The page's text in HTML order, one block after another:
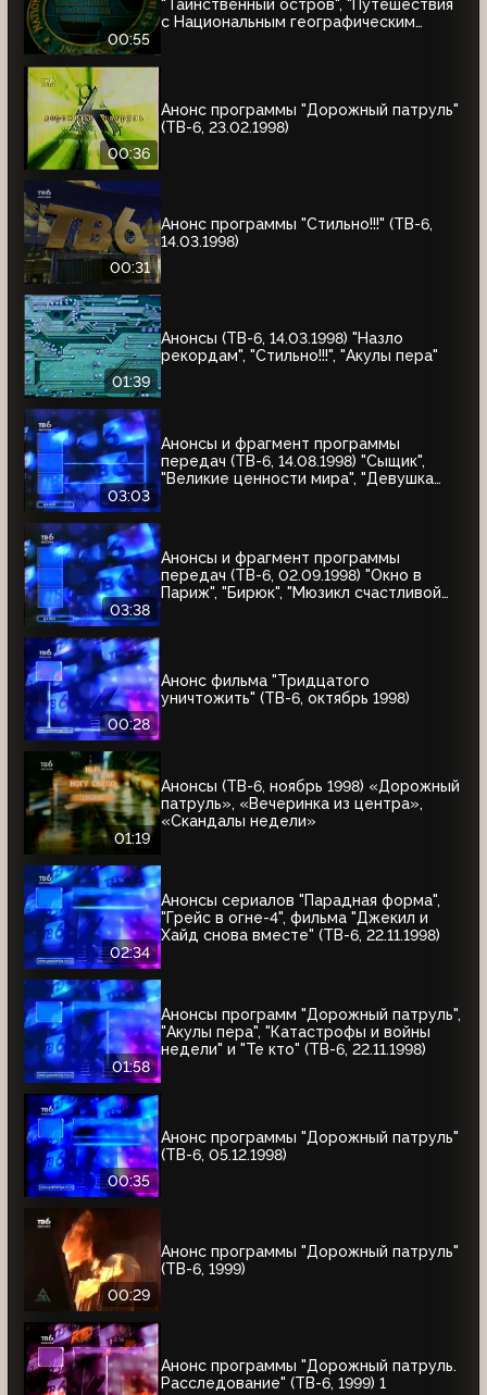
00:55
"Таинственный остров", "Путешествия
с Национальным географическим
00:36
Анонс программы "Дорожный патруль"
(ТВ-6, 23.02.1998)
00:31
Анонс программы "Стильно!!!" (ТВ-6,
14.03.1998)
01:39
Анонсы (ТВ-6, 14.03.1998) "Назло
рекордам", "Стильно!!!", "Акулы пера"
03:03
Анонсы и фрагмент программы
передач (ТВ-6, 14.08.1998) "Сыщик",
"Великие ценности мира", "Девушка
03:38
Анонсы и фрагмент программы
передач (ТВ-6, 02.09.1998) "Окно в
Париж", "Бирюк", "Мюзикл счастливой
00:28
Анонс фильма "Тридцатого
уничтожить" (ТВ-6, октябрь 1998)
01:19
Анонсы (ТВ-6, ноябрь 1998) «Дорожный
патруль», «Вечеринка из центра»,
«Скандалы недели»
02:34
Анонсы сериалов "Парадная форма",
"Грейс в огне-4", фильма "Джекил и
Хайд снова вместе" (ТВ-6, 22.11.1998)
01:58
Анонсы программ "Дорожный патруль",
"Акулы пера", "Катастрофы и войны
недели" и "Те кто" (ТВ-6, 22.11.1998)
00:35
Анонс программы "Дорожный патруль"
(ТВ-6, 05.12.1998)
00:29
Анонс программы "Дорожный патруль"
(ТВ-6, 1999)
Анонс программы "Дорожный патруль.
Расследование" (ТВ-6, 1999) 1